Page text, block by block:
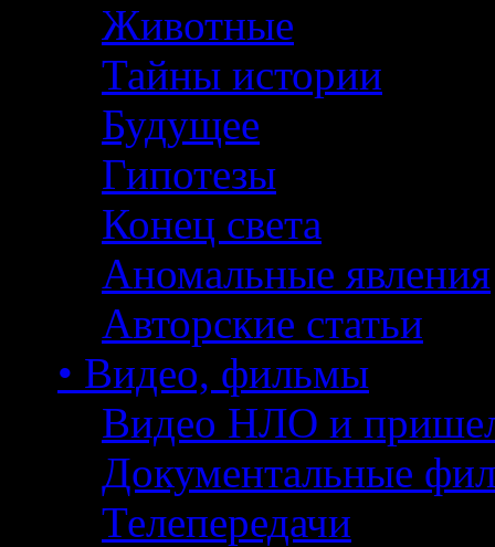
Животные
Тайны истории
Будущее
Гипотезы
Конец света
Аномальные явления
Авторские статьи
• Видео, фильмы
Видео НЛО и
Документальные
Телепередачи